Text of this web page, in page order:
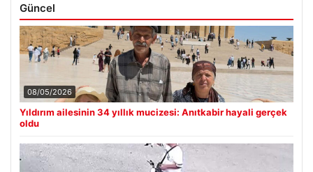
Güncel
08/05/2026
Yıldırım ailesinin 34 yıllık mucizesi: Anıtkabir hayali gerçek
oldu